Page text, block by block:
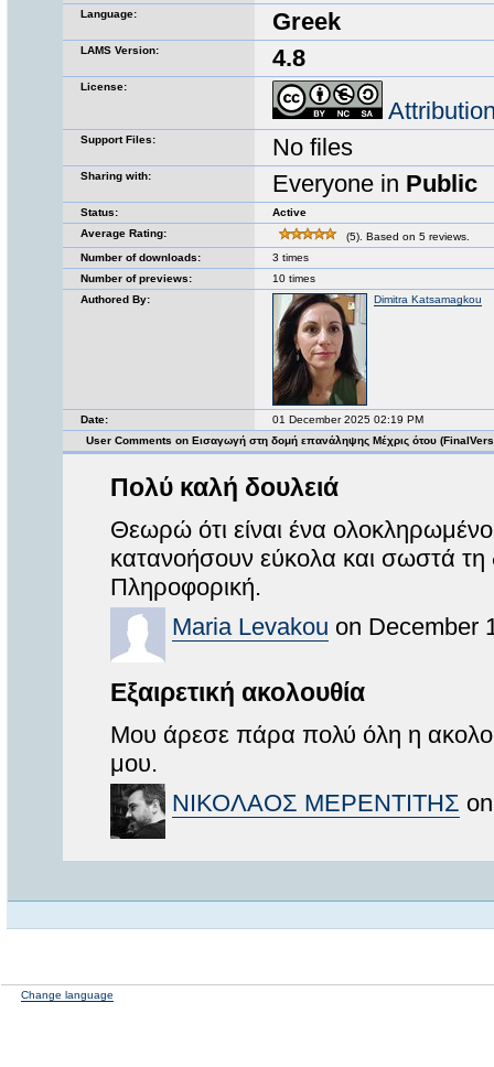
Language:
Greek
LAMS Version: 4.8
License:
Support Files: No files
Sharing with: Everyone in Public
Status:
Active
Average Rating:
(5). Based on 5 reviews.
Number of downloads:
3 times
Number of previews:
10 times
Authored By:
Dimitra Katsamagkou
Date:
01 December 2025 02:19 PM
User Comments on Εισαγωγή στη δομή επανάληψης Μέχρις ότου
Πολύ καλή δουλειά
Θεωρώ ότι είναι ένα
κατανοήσουν εύκολα και σωστά
Πληροφορική.
Maria Levakou on December
Εξαιρετική ακολουθία
Μου άρεσε πάρα πολύ όλη η
μου.
ΝΙΚΟΛΑΟΣ ΜΕΡΕΝΤΙΤΗΣ
Change language